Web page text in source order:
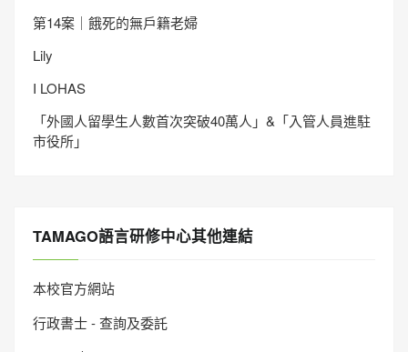
第14案｜餓死的無戶籍老婦
Lily
I LOHAS
「外國人留學生人數首次突破40萬人」&「入管人員進駐
市役所」
TAMAGO語言研修中心其他連結
本校官方網站
行政書士 - 查詢及委託